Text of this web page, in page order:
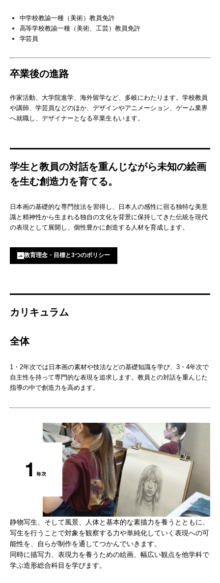
中学校教諭一種（美術）教員免許
高等学校教諭一種（美術、工芸）教員免許
学芸員
卒業後の進路
作家活動、大学院進学、海外留学など、多岐にわたります。学校教員
や講師、学芸員などのほか、デザインやアニメーション、ゲーム業界
へ就職し、デザイナーとなる卒業生もいます。
学生と教員の対話を重んじながら未知の絵画
を生む創造力を育てる。
日本画の基礎的な専門技法を習得し、日本人の感性に宿る独特な美意
識と精神性から生まれる独自の文化を背景に保持してきた伝統を現代
の表現として展開し、個性豊かに創造する人材を育成します。
教育理念・目標と3つのポリシー
カリキュラム
全体
1・2年次では日本画の素材や技法などの基礎知識を学び、3・4年次で
自主性を持って専門的な表現を追求します。教員との対話を重んじた
指導の中で創造力を高めます。
静物写生、そして風景、人体と基本的な素描力を養うとともに、
写生を行うことで対象を観察する力や単純化していく表現への可
能性を、自らが制作を通してつかんでいきます。
同時に描写力、表現力を養うための絵画、幅広い観点を他学科で
学ぶ造形総合科目を学びます。